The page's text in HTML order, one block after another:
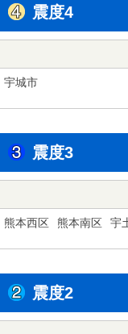
震度4
宇城市
震度3
熊本西区 熊本南区 宇
震度2